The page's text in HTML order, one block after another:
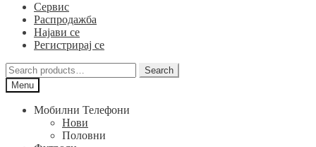
Сервис
Распродажба
Најави се
Регистрирај се
Search
for:
Search
Menu
Мобилни Телефони
Нови
Половни